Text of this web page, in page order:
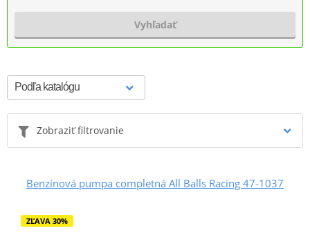
Vyhľadať
Zobraziť filtrovanie
Benzínová pumpa completná All Balls Racing 47-1037
ZĽAVA 30%